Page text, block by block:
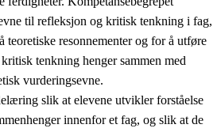
til refleksjon og kritisk tenkning i fag,
teoretiske resonnementer og for å utføre
tenkning henger sammen med
vurderingsevne.
slik at elevene utvikler forståelse
innenfor et fag, og slik at de